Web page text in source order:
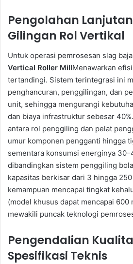
Pengolahan
Gilingan Rol Vertikal
Untuk operasi pemrosesan slag
Vertical Roller MillMenawarkan
tertandingi. Sistem terintegrasi ini
penghancuran, penggilingan, dan
unit, sehingga mengurangi
dan biaya infrastruktur sebesar
antara rol penggiling dan pelat
umur komponen pengganti hingga
sementara konsumsi energinya
dibandingkan sistem penggiling
kapasitas berkisar dari 3 hingga
kemampuan mencapai tingkat
(model khusus dapat mencapai 600
mewakili puncak teknologi
Pengendalian
Spesifikasi Teknis